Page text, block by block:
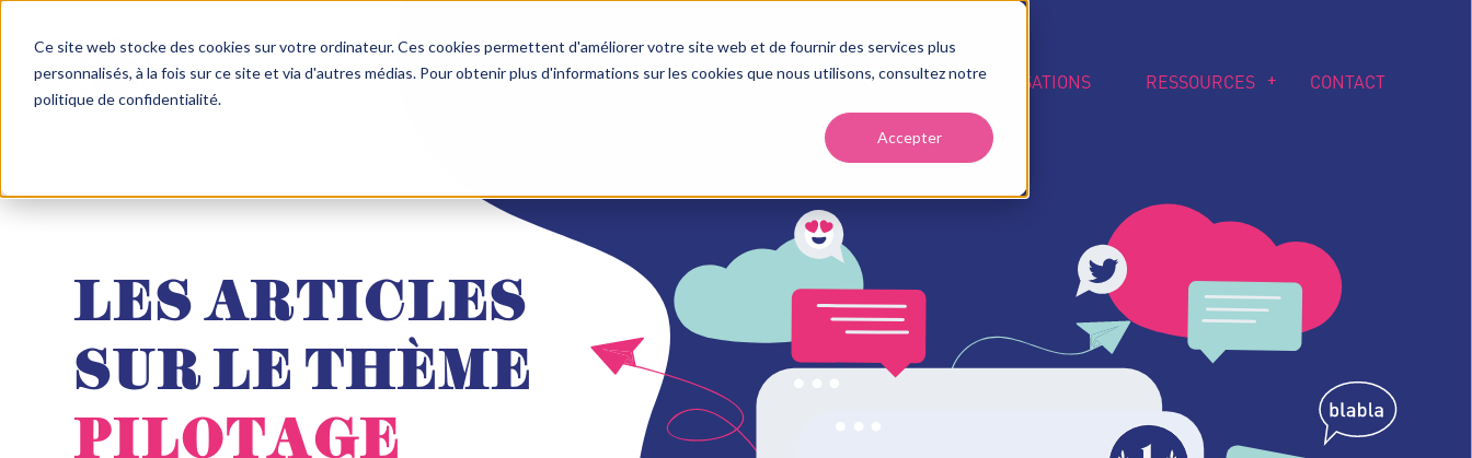
Ce site web stocke des cookies sur votre ordinateur. Ces cookies permettent d'améliorer votre site web et de fournir des services plus
personnalisés, à la fois sur ce site et via d'autres médias. Pour obtenir plus d'informations sur les cookies que nous utilisons, consultez notre
politique de confidentialité.
Accepter
VOS OBJECTIFS NOS OFFRES HUBSPOT RÉALISATIONS RESSOURCES CONTACT
LES ARTICLES
SUR LE THÈME
PILOTAGE